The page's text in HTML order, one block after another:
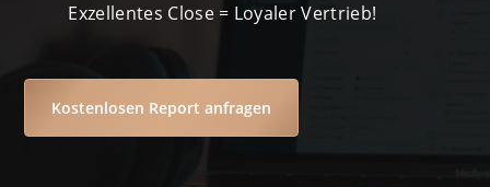
Exzellentes Close = Loyaler Vertrieb!
Kostenlosen Report anfragen